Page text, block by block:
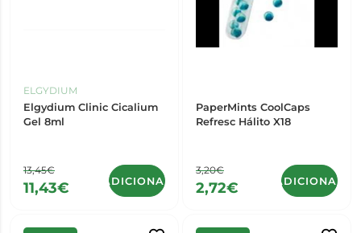
ELGYDIUM
Elgydium Clinic Cicalium
Gel 8ml
13,45€
11,43€ ADICIONAR
PaperMints CoolCaps
Refresc Hálito X18
3,20€
2,72€ ADICIONAR